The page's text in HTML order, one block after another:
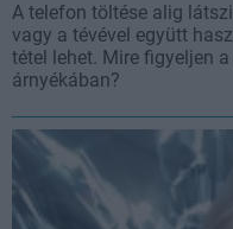
A telefon töltése alig
vagy a tévével együtt
tétel lehet. Mire figyeljen
árnyékában?